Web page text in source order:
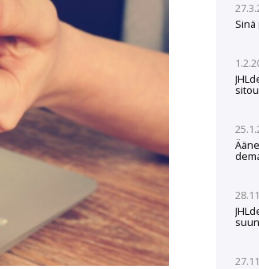
Sinä